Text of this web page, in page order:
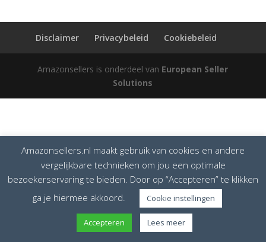
Disclaimer Privacybeleid Cookiebeleid
Amazonsellers is onderdeel van European Seller
Solutions
Amazonsellers.nl maakt gebruik van cookies en andere
vergelijkbare technieken om jou een optimale
bezoekerservaring te bieden. Door op “Accepteren” te klikken
ga je hiermee akkoord.
Cookie instellingen
Accepteren Lees meer